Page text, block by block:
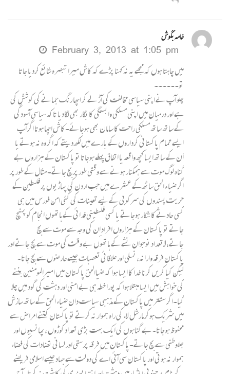
خامہ بگوش
February 3, 2013 at 1:05 pm
میں چاہتا ہوں کہ مجھے یہ نہ کہنا پڑے کہ کاش میرا تبصرہ شائع کردیا جاتا
تو۔۔۔۔۔۔
چلو آپ نے اپنی سیاسی مخالفت کی آڑ لے کر اچھا رنگ جمانے کی کوشش کی
ہے اور درمیان میں اپنی مسلکی وابستگی کا بگار بھی لگادیا تاکہ سیاسی آسودگی
کے ساتھ ساتھ مسلکی راحت کا سامان بھی ہوجائے۔کاش اچھا ہوتا اگر آپ
ایسے تمام پاکستانی کرداروں کے بارے میں لکھ دیتے کہ اگر وہ نہ ہوتے یا
اُن کے ساتھ ایسا کچھ واقعہ یا اتفاق پہلے ہوجاتا تو پاکستان کے ہزاروں بے
گناہ لوگ موت سے ہمکنار ہونے سے وقتی طور پر بچ جاتے۔ مثال کے طور پر
اگر ضیا ء الحق ساٹھ کے عشرے میں جب اردن کی پہاڑیوں پر فلسطین کے
حریت پسندوں کی سرکوبی کے لیے تعینات کی گئی امن فورس میں ہی
کسی حادثے کا شکار ہوجاتے یا کسی فلسطینی فدائی کے ہاتھوں انجام کو پہنچ
جاتے تو پاکستان کے ہزاروں افراد اِن کی وجہ سے موت سے بچ
جاتے،لاتعداد نوجوان نشے کے ہاتھوں بے وقت کی موت سے بچ جاتے اور
پاکستان فرقہ وارانہ، نسلی اور علاقائی تعصبات جیسے عارضوں سے بچ جاتا۔
لیکن کیا کریں کرنا خدا کا ایسا ہوا کہ ضیاالحق پاکستان میں امیرالمومنین بننے
کی خواہش میں ایسا مبتلا ہوا کہ پورا خطہ ہی بے امنی اور دہشت کی گود میں چلا
گیا۔اگر ستتر میں پاکستان کے مذہبی سیاست دان ضیاء الحق کے ساتھ سازش
میں شریک ہوکر مارشل لاء کی راہ ہموار نہ کرتے تو پاکستان کتنے امراض سے
محفوظ ہوجاتا۔بے گناہوں کی ایک بہت بڑی تعداد کوڑوں ،پھانسیوں اور
جلاوطنی سے بچ جاتے۔پاکستان میں فرقہ پرستی اور لسانی تضادات کی فضاء
ہموار نہ ہوتی اور پاکستان سی آئی اے کی دولت سے جہاد جیسے اسلامی فریضے